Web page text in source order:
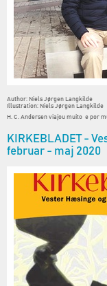
Author: Niels Jørgen Langkilde
Illustration: Niels Jørgen Langkilde
H. C. Andersen viajou muito e por
KIRKEBLADET -
februar - maj 2020